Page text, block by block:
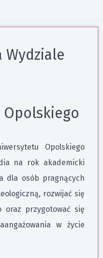
Wydziale
Opolskiego
na rok akademicki
dla osób pragnących
rozwijać się
oraz przygotować się
w życie